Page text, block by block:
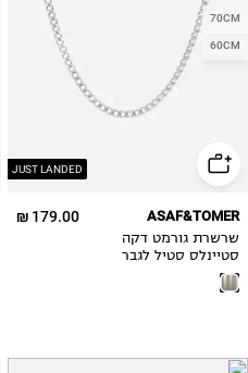
JUST LANDED
70CM
60CM
179.00 ₪ ASAF&TOMER
שרשרת גורמט דקה
סטיינלס סטיל לגבר